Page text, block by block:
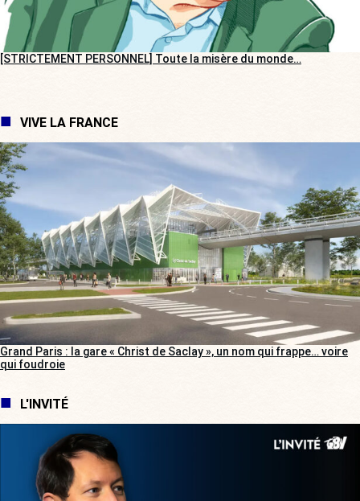
[STRICTEMENT PERSONNEL] Toute la misère du monde…
VIVE LA FRANCE
Grand Paris : la gare « Christ de Saclay », un nom qui frappe… voire
qui foudroie
L'INVITÉ